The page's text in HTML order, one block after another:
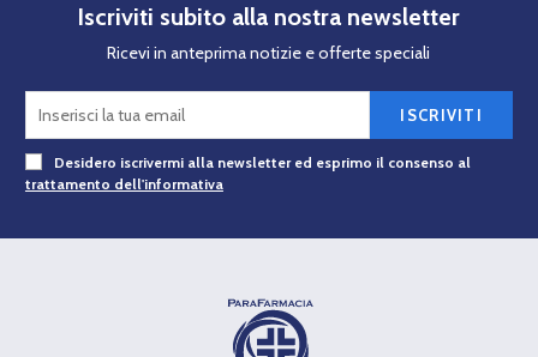
Iscriviti subito alla nostra newsletter
Ricevi in anteprima notizie e offerte speciali
ISCRIVITI
Desidero iscrivermi alla newsletter ed esprimo il consenso al
trattamento dell'informativa